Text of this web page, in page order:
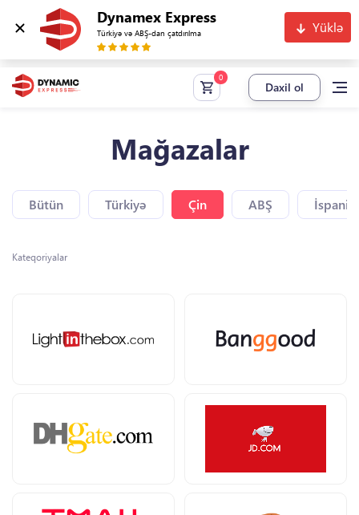
Dynamex Express
Türkiyə və ABŞ-dan çatdırılma Yüklə
Daxil ol
Mağazalar
Bütün Türkiyə Çin ABŞ
Kateqoriyalar